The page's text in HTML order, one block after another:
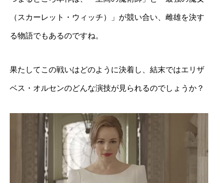
（スカーレット・ウィッチ）」が競い合い、雌雄を決す
る物語でもあるのですね。
果たしてこの戦いはどのように決着し、結末ではエリザ
ベス・オルセンのどんな演技が見られるのでしょうか？